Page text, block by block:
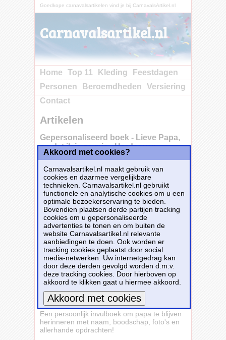
Goedkope carnavalsartikelen vind je bij CarnavalsArtikel.nl
Carnavalsartikel.nl
Home Top 11 Kleding
Feestdagen
Personen
Beroemdheden
Versiering
Contact
Artikelen
Gepersonaliseerd boek - Lieve Papa,
omdat ik je zo mis - Hardcover
Een persoonlijk invulboek om papa te blijven
herinneren met naam, boodschap, foto's en
allerhande opdrachten!
Akkoord met cookies?
Carnavalsartikel.nl maakt gebruik van
cookies en daarmee vergelijkbare
technieken. Carnavalsartikel.nl gebruikt
functionele en analytische cookies om u een
optimale bezoekerservaring te bieden.
Bovendien plaatsen derde partijen tracking
cookies om u gepersonaliseerde
advertenties te tonen en om buiten de
website Carnavalsartikel.nl relevante
aanbiedingen te doen. Ook worden er
tracking cookies geplaatst door social
media-netwerken. Uw internetgedrag kan
door deze derden gevolgd worden d.m.v.
deze tracking cookies. Door hierboven op
akkoord te klikken gaat u hiermee akkoord.
Meer informatie